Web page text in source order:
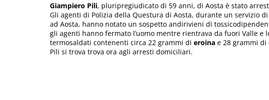
Giampiero Pili, pluripregiudicato di 59 anni, di Aosta è stato
Gli agenti di Polizia della Questura di Aosta, durante un servizio
ad Aosta, hanno notato un sospetto andirivieni di
gli agenti hanno fermato l’uomo mentre rientrava da fuori Valle
termosaldati contenenti circa 22 grammi di eroina e 28 grammi di
Pili si trova trova ora agli arresti domiciliari.